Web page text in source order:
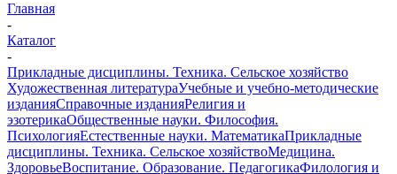
Главная
-
Каталог
-
Прикладные дисциплины. Техника. Сельское хозяйство
Художественная литератураУчебные и учебно-методические
изданияСправочные изданияРелигия и
эзотерикаОбщественные науки. Философия.
ПсихологияЕстественные науки. МатематикаПрикладные
дисциплины. Техника. Сельское хозяйствоМедицина.
ЗдоровьеВоспитание. Образование. ПедагогикаФилология и